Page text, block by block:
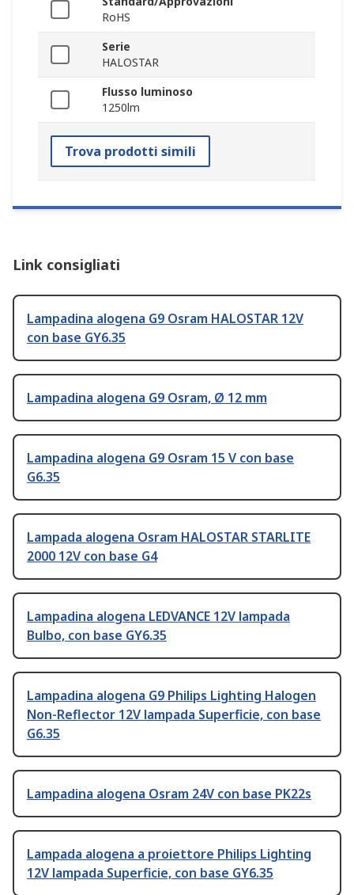
RoHS
Serie
HALOSTAR
Flusso luminoso
1250lm
Trova prodotti simili
Link consigliati
Lampadina alogena G9 Osram HALOSTAR 12V
con base GY6.35
Lampadina alogena G9 Osram, Ø 12 mm
Lampadina alogena G9 Osram 15 V con base
G6.35
Lampada alogena Osram HALOSTAR STARLITE
2000 12V con base G4
Lampadina alogena LEDVANCE 12V lampada
Bulbo, con base GY6.35
Lampadina alogena G9 Philips Lighting Halogen
Non-Reflector 12V lampada Superficie, con base
G6.35
Lampadina alogena Osram 24V con base PK22s
Lampada alogena a proiettore Philips Lighting
12V lampada Superficie, con base GY6.35